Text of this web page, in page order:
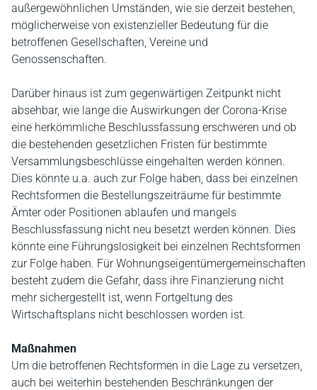
außergewöhnlichen Umständen, wie sie derzeit bestehen,
möglicherweise von existenzieller Bedeutung für die
betroffenen Gesellschaften, Vereine und
Genossenschaften.
Darüber hinaus ist zum gegenwärtigen Zeitpunkt nicht
absehbar, wie lange die Auswirkungen der Corona-Krise
eine herkömmliche Beschlussfassung erschweren und ob
die bestehenden gesetzlichen Fristen für bestimmte
Versammlungsbeschlüsse eingehalten werden können.
Dies könnte u.a. auch zur Folge haben, dass bei einzelnen
Rechtsformen die Bestellungszeiträume für bestimmte
Ämter oder Positionen ablaufen und mangels
Beschlussfassung nicht neu besetzt werden können. Dies
könnte eine Führungslosigkeit bei einzelnen Rechtsformen
zur Folge haben. Für Wohnungseigentümergemeinschaften
besteht zudem die Gefahr, dass ihre Finanzierung nicht
mehr sichergestellt ist, wenn Fortgeltung des
Wirtschaftsplans nicht beschlossen worden ist.
Maßnahmen
Um die betroffenen Rechtsformen in die Lage zu versetzen,
auch bei weiterhin bestehenden Beschränkungen der